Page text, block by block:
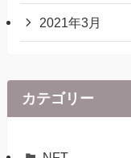
2021年3月
カテゴリー